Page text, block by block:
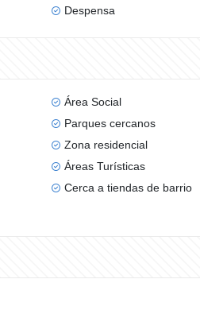
Despensa
Área Social
Parques cercanos
Zona residencial
Áreas Turísticas
Cerca a tiendas de barrio